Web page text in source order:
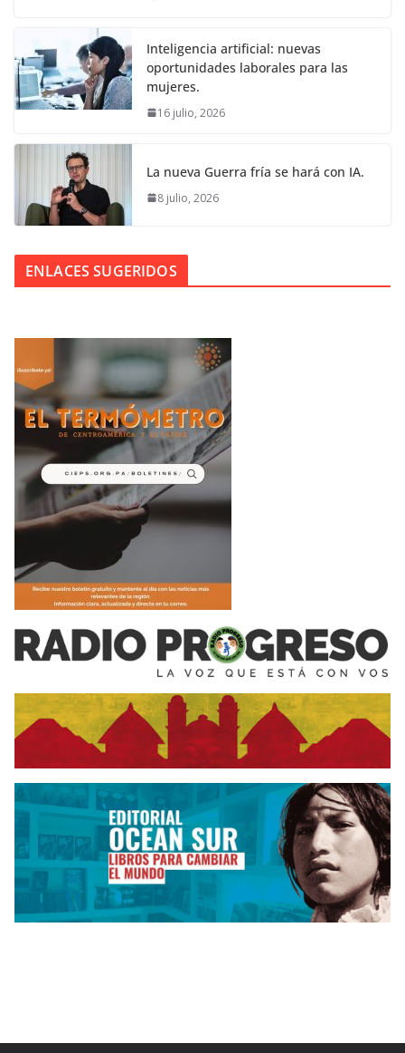
Inteligencia artificial: nuevas
oportunidades laborales para las
mujeres.
16 julio, 2026
La nueva Guerra fría se hará con IA.
8 julio, 2026
ENLACES SUGERIDOS